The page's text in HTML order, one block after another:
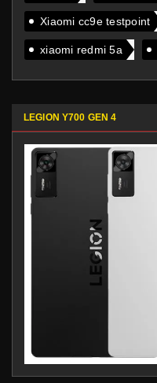
Xiaomi cc9e testpoint
xiaomi redmi 5a
LEGION Y700 GEN 4